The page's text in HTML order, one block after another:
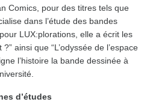
Comics, pour des titres tels que
dans l’étude des bandes
LUX:plorations, elle a écrit les
ainsi que “L’odyssée de l’espace
l’histoire la bande dessinée à
d’études